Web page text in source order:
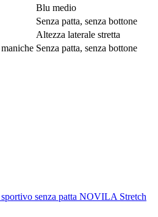
Blu medio
Senza patta, senza bottone
Altezza laterale stretta
Senza patta, senza bottone
senza patta NOVILA Stretch